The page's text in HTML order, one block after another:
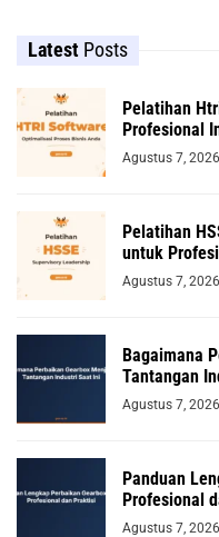
Latest Posts
Pelatihan
Profesional
Agustus 7, 2026
Pelatihan
untuk
Agustus 7, 2026
Bagaimana
Tantangan
Agustus 7, 2026
Panduan
Profesional
Agustus 7, 2026